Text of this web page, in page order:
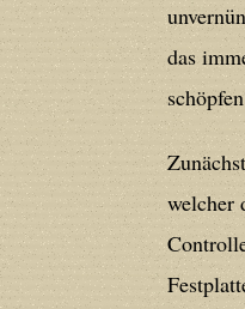
Deprecated:
deprecated in/
line212
Deprecated:
deprecated in/
line213
das
welcher